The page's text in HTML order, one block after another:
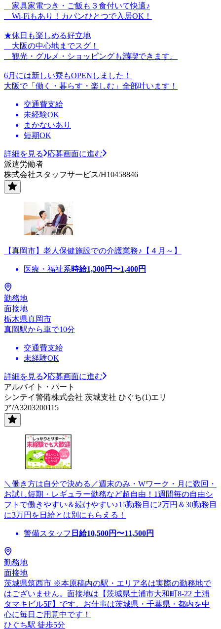
家具家電つき・ご飯も３食付いて快適♪
Wi-Fiもあり！カバンひとつで入居OK！
★休日も楽しめる好立地
大阪の中心地までスグ！
観光・グルメ・ショッピングも満喫できます。
6月には新しい寮もOPENしました！
大阪で「働く・暮らす・楽しむ」全部叶います！
交通費支給
未経験OK
まかないあり
短期OK
詳細を見る
応募画面に進む
派遣労働者
株式会社スタッフサービス/H10458846
【真岡市】老人保健施設での介護業務♪【４月～】
医療・福祉系時給1,300円〜1,400円
勤務地
面接地
栃木県真岡市
真岡駅から車で10分
交通費支給
未経験OK
詳細を見る
応募画面に進む
アルバイト・パート
シンテイ警備株式会社 茨城支社 ひぐち(1)エリ
ア/A3203200115
＼働き方は自分で決める／週末のみ・Wワーク・月に数回・
お試し短期・レギュラー勤務など超自由！1週間毎の自由シ
フトで働きやすい＆続けやすい♪15勤務目に2万円＆30勤務目
に3万円を日給とは別にもらえる！
警備スタッフ 日給10,500円〜11,500円
勤務地
面接地
茨城県筑西市 ※本原稿内の駅・エリア名は実際の勤務地で
はございません。面接地は【茨城県土浦市大和町8-22 土浦
タマキビル5F】です。お仕事は茨城県・千葉県・都内を中
心に毎日ご用意中です！
ひぐち駅 徒歩5分